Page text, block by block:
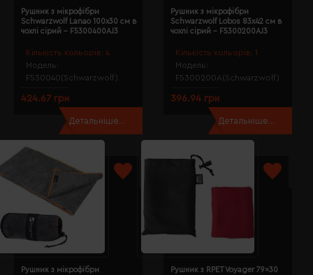
Кількість кольорів: 4
Модель:
F530040(Schwarzwolf)
Рушник з мікрофібри
Schwarzwolf Lanao 100х30 см в
чохлі сірий - F5300400AJ3
424.67 грн
Детальніше...
Кількість кольорів: 1
Модель:
F5300200A(Schwarzwolf)
Рушник з мікрофібри
Schwarzwolf Lobos 83х42 см в
чохлі сірий - F5300200AJ3
396.94 грн
Детальніше...
Рушник з мікрофібри
Рушник з RPET Voyager 79x30